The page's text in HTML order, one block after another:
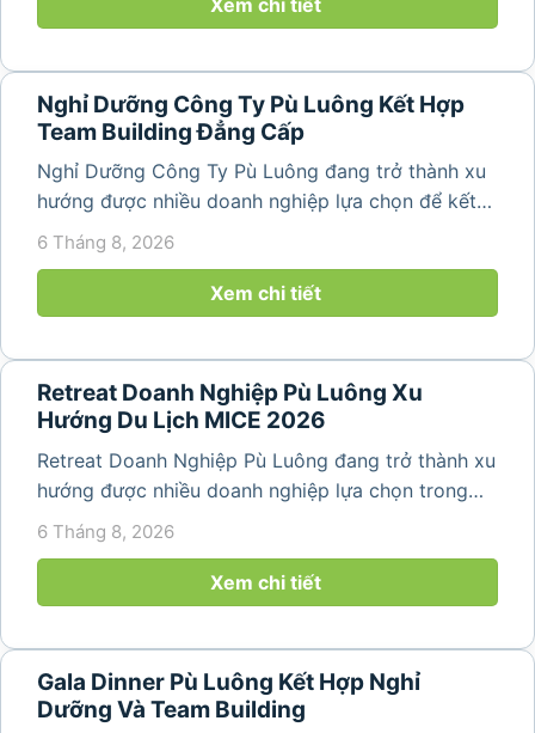
Nghỉ Dưỡng Công Ty Pù Luông Kết Hợp
Team Building Đẳng Cấp
Nghỉ Dưỡng Công Ty Pù Luông đang trở thành xu
hướng được nhiều doanh nghiệp lựa chọn để kết
hợp giữa nghỉ ngơi, tái tạo năng lượng và xây
lịch đơn thuần, nhiều công ty...
6 Tháng 8, 2026
Xem chi tiết
Retreat Doanh Nghiệp Pù Luông Xu
Hướng Du Lịch MICE 2026
Retreat Doanh Nghiệp Pù Luông đang trở thành xu
hướng được nhiều doanh nghiệp lựa chọn trong
năm 2026 khi nhu cầu kết hợp nghỉ dưỡng, hội
họp và gắn kết đội ngũ ngày càng tăng. Không chỉ
mang đến khoảng thời gian thư giãn...
6 Tháng 8, 2026
Xem chi tiết
Gala Dinner Pù Luông Kết Hợp Nghỉ
Dưỡng Và Team Building